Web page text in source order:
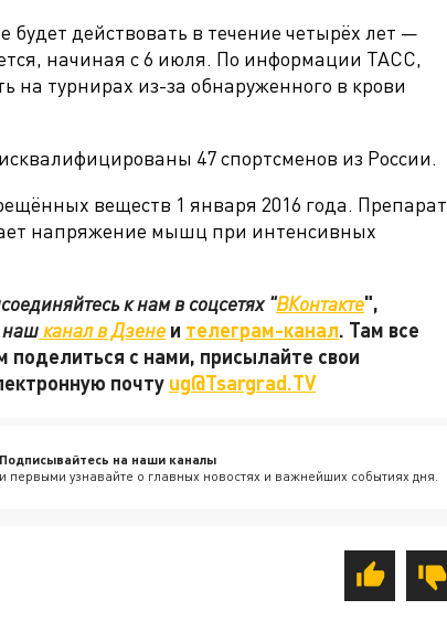
действовать в течение четырёх лет —
начиная с 6 июля. По информации ТАСС,
на турнирах из-за обнаруженного в крови
47 спортсменов из России.
веществ 1 января 2016 года. Препарат
напряжение мышц при интенсивных
к нам в соцсетях "ВКонтакте",
нашканал в Дзене и телеграм-канал. Там все
поделиться с нами, присылайте свои
почту ug@Tsargrad.TV
Подписывайтесь на наши каналы
и первыми узнавайте о главных новостях и важнейших событиях дня.